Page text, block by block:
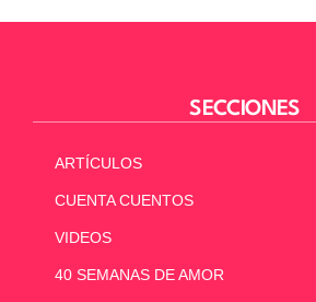
SECCIONES
ARTÍCULOS
CUENTA CUENTOS
VIDEOS
40 SEMANAS DE AMOR